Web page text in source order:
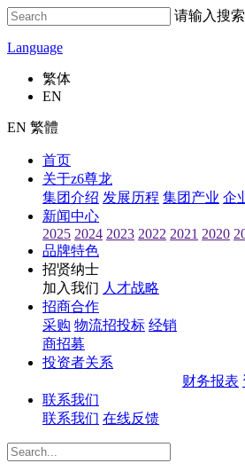
请输入搜
Language
繁体
EN
EN 繁體
首页
关于z6尊龙
集团介绍 发展历程 集团产业 企
新闻中心
2025 2024 2023 2022 2021 2020
品牌特色
招贤纳士
加入我们 人才战略
招商合作
采购 物流招投标 经销
商招募
投资者关系
财务报表
联系我们
联系我们 在线反馈
集团新闻